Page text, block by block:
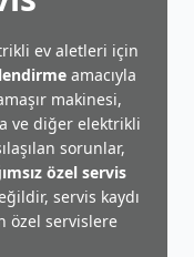
ev aletleri için
amacıyla
makinesi,
ve diğer elektrikli
sorunlar,
özel servis
servis kaydı
özel servislere